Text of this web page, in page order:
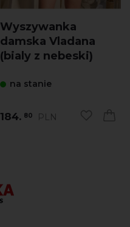
Wyszywanka
damska Vladana
(bialy z nebeski)
na stanie
184. 80 PLN